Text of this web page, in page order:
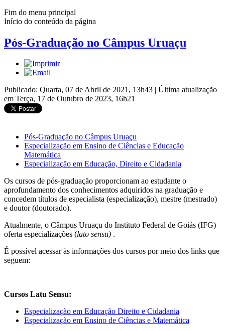
Fim do menu principal
Início do conteúdo da página
Pós-Graduação no Câmpus Uruaçu
Publicado: Quarta, 07 de Abril de 2021, 13h43 | Última atualização
em Terça, 17 de Outubro de 2023, 16h21
Pós-Graduação no Câmpus Uruaçu
Especialização em Ensino de Ciências e Educação
Matemática
Especialização em Educação, Direito e Cidadania
Os cursos de pós-graduação proporcionam ao estudante o
aprofundamento dos conhecimentos adquiridos na graduação e
concedem títulos de especialista (especialização), mestre (mestrado)
e doutor (doutorado).
Atualmente, o Câmpus Uruaçu do Instituto Federal de Goiás (IFG)
oferta especializações (lato sensu) .
É possível acessar às informações dos cursos por meio dos links que
seguem:
Cursos Latu Sensu:
Especialização em Educação Direito e Cidadania
Especialização em Ensino de Ciências e Matemática